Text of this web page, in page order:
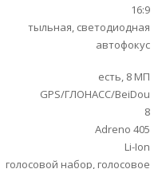
16:9
тыльная, светодиодная
автофокус
есть, 8 МП
GPS/ГЛОНАСС/BeiDou
8
Adreno 405
Li-Ion
голосовой набор, голосовое